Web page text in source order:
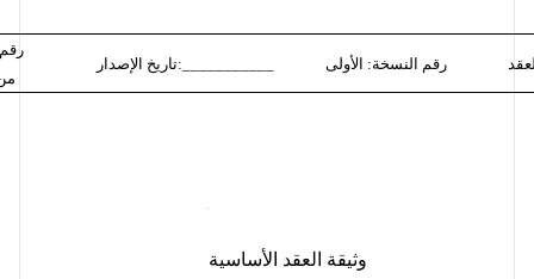
تاريخ الإصدار:___________ رقم النسخة: الأولى
وثيقة العقد الأساسية